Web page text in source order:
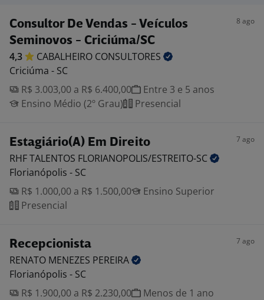
Consultor De Vendas - Veículos
Seminovos - Criciúma/SC
8 ago
4,3 CABALHEIRO CONSULTORES
Criciúma - SC
R$ 3.003,00 a R$ 6.400,00
Entre 3 e 5 anos
Ensino Médio (2º Grau)
Presencial
Estagiário(A) Em Direito 7 ago
RHF TALENTOS FLORIANOPOLIS/ESTREITO-SC
Florianópolis - SC
R$ 1.000,00 a R$ 1.500,00
Ensino Superior
Presencial
Recepcionista 7 ago
RENATO MENEZES PEREIRA
Florianópolis - SC
R$ 1.900,00 a R$ 2.230,00
Menos de 1 ano